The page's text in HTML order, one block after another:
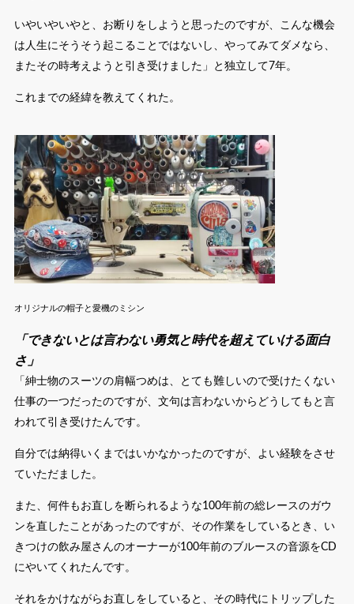
いやいやいやと、お断りをしようと思ったのですが、こんな機会
は人生にそうそう起こることではないし、やってみてダメなら、
またその時考えようと引き受けました」と独立して7年。
これまでの経緯を教えてくれた。
オリジナルの帽子と愛機のミシン
「できないとは言わない勇気と時代を超えていける面白
さ」
「紳士物のスーツの肩幅つめは、とても難しいので受けたくない
仕事の一つだったのですが、文句は言わないからどうしてもと言
われて引き受けたんです。
自分では納得いくまではいかなかったのですが、よい経験をさせ
ていただました。
また、何件もお直しを断られるような100年前の総レースのガウ
ンを直したことがあったのですが、その作業をしているとき、い
きつけの飲み屋さんのオーナーが100年前のブルースの音源をCD
にやいてくれたんです。
それをかけながらお直しをしていると、その時代にトリップした